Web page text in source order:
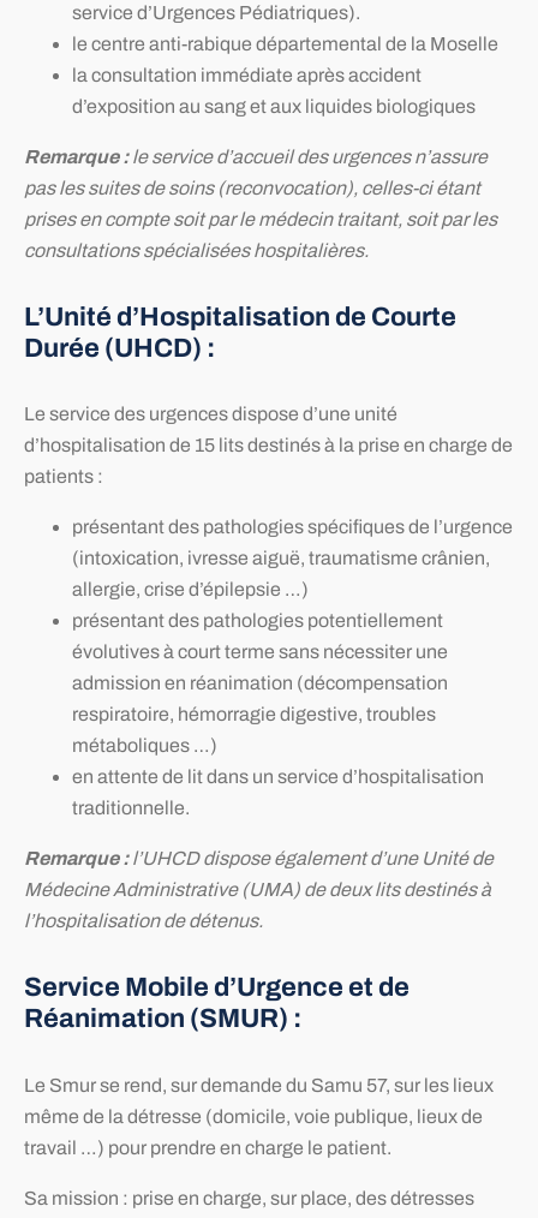
service d’Urgences Pédiatriques).
le centre anti-rabique départemental de la Moselle
la consultation immédiate après accident
d’exposition au sang et aux liquides biologiques
Remarque :le service d’accueil des urgences n’assure
pas les suites de soins (reconvocation), celles-ci étant
prises en compte soit par le médecin traitant, soit par les
consultations spécialisées hospitalières.
L’Unité d’Hospitalisation de Courte
Durée (UHCD) :
Le service des urgences dispose d’une unité
d’hospitalisation de 15 lits destinés à la prise en charge de
patients :
présentant des pathologies spécifiques de l’urgence
(intoxication, ivresse aiguë, traumatisme crânien,
allergie, crise d’épilepsie …)
présentant des pathologies potentiellement
évolutives à court terme sans nécessiter une
admission en réanimation (décompensation
respiratoire, hémorragie digestive, troubles
métaboliques …)
en attente de lit dans un service d’hospitalisation
traditionnelle.
Remarque :l’UHCD dispose également d’une Unité de
Médecine Administrative (UMA) de deux lits destinés à
l’hospitalisation de détenus.
Service Mobile d’Urgence et de
Réanimation (SMUR) :
Le Smur se rend, sur demande du Samu 57, sur les lieux
même de la détresse (domicile, voie publique, lieux de
travail …) pour prendre en charge le patient.
Sa mission : prise en charge, sur place, des détresses